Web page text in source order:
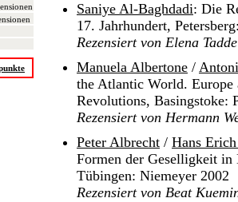
Saniye Al-Baghdadi: Die
17. Jahrhundert,
Rezensiert von Elena
Manuela Albertone /
the Atlantic World.
Revolutions, Basingstoke:
Rezensiert von Hermann
Peter Albrecht / Hans
Formen der Geselligkeit in
Tübingen: Niemeyer 2002
Rezensiert von Beat